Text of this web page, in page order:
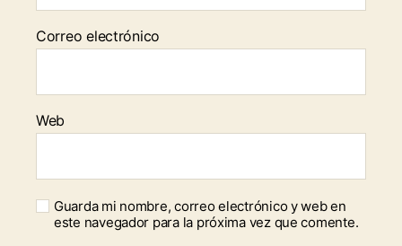
Correo electrónico
Web
Guarda mi nombre, correo electrónico y web en
este navegador para la próxima vez que comente.